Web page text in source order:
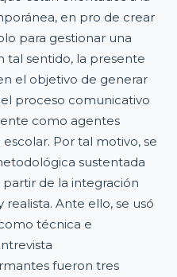
en pro de crear
para gestionar una
tal sentido, la presente
el objetivo de generar
proceso comunicativo
como agentes
Por tal motivo, se
sustentada
de la integración
Ante ello, se usó
técnica e
fueron tres